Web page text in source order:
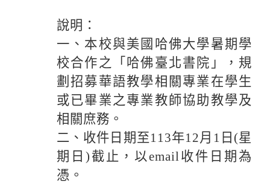
說明：
一、本校與美國哈佛大學暑期學
校合作之「哈佛臺北書院」，規
劃招募華語教學相關專業在學生
或已畢業之專業教師協助教學及
相關庶務。
二、收件日期至113年12月1日(星
期日)截止，以email收件日期為
憑。